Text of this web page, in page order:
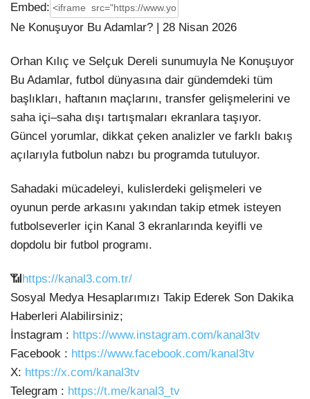
Embed:
Ne Konuşuyor Bu Adamlar? | 28 Nisan 2026
Orhan Kılıç ve Selçuk Dereli sunumuyla Ne Konuşuyor
Bu Adamlar, futbol dünyasına dair gündemdeki tüm
başlıkları, haftanın maçlarını, transfer gelişmelerini ve
saha içi–saha dışı tartışmaları ekranlara taşıyor.
Güncel yorumlar, dikkat çeken analizler ve farklı bakış
açılarıyla futbolun nabzı bu programda tutuluyor.
Sahadaki mücadeleyi, kulislerdeki gelişmeleri ve
oyunun perde arkasını yakından takip etmek isteyen
futbolseverler için Kanal 3 ekranlarında keyifli ve
dopdolu bir futbol programı.
📶 https://kanal3.com.tr/
Sosyal Medya Hesaplarımızı Takip Ederek Son Dakika
Haberleri Alabilirsiniz;
İnstagram : https://www.instagram.com/kanal3tv
Facebook : https://www.facebook.com/kanal3tv
X: https://x.com/kanal3tv
Telegram : https://t.me/kanal3_tv